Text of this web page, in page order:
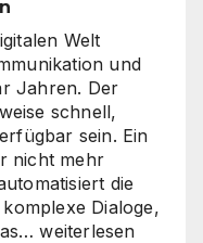
Welt
und
Jahren. Der
schnell,
sein. Ein
nicht mehr
die
Dialoge,
Interaktive
weiterlesen